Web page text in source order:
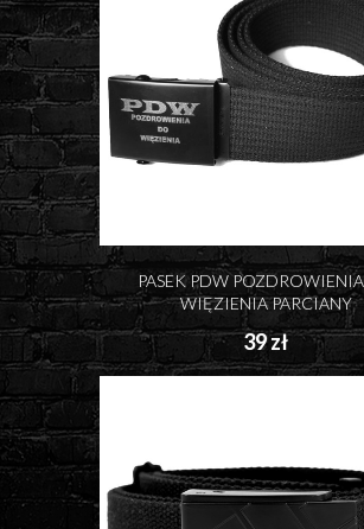
PASEK PDW
WIĘZIENIA PARCIANY
39 zł